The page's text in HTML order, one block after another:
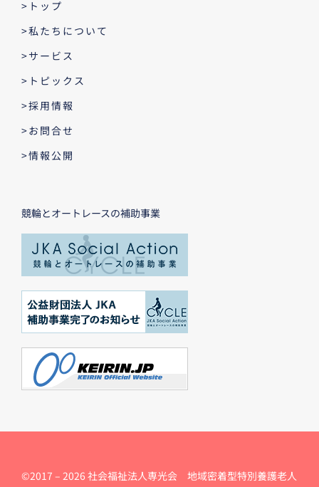
>トップ
>私たちについて
>サービス
>トピックス
>採用情報
>お問合せ
>情報公開
競輪とオートレースの補助事業
©2017 – 2026 社会福祉法人専光会 地域密着型特別養護老人